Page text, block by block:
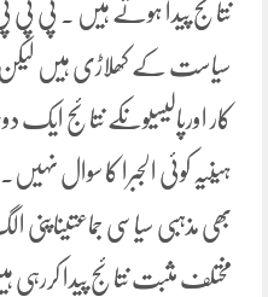
نتائج پیدا ہوتے ہیں ۔ پی
سیاست کے کھلاڑی ہیں
کار اورپالیسیوںکے نتائج
ہیںیہ کوئی الجبرا کا سوال
بھی مذہبی سیاسی
مختلف مثبت نتائج پیدا کررہی